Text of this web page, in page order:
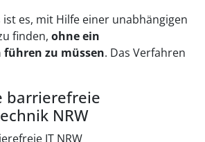
es, mit Hilfe einer unabhängigen
finden, ohne ein
zu müssen. Das Verfahren
barrierefreie
NRW
IT NRW